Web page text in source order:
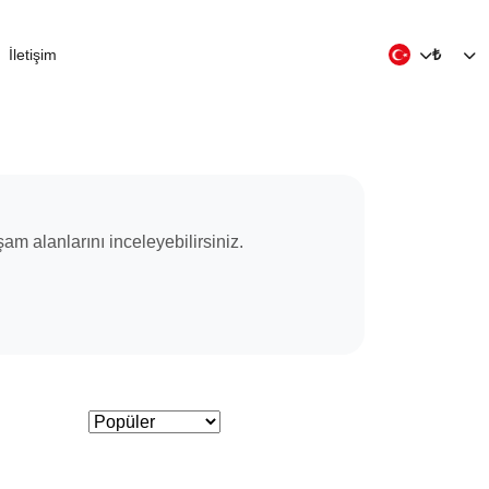
İletişim ₺
alanlarını inceleyebilirsiniz.